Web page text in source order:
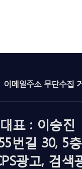
이메일주소 무단수집
표 : 이승
번길 30, 5
광고, 검